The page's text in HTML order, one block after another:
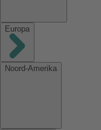
Europa
Noord-Amerika